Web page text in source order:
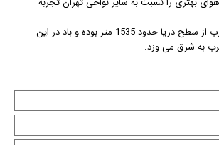
میانگین ارتفاع شهرک غرب از سطح دریا حدود 1535 متر بوده و باد در این
به شرق می وزد.